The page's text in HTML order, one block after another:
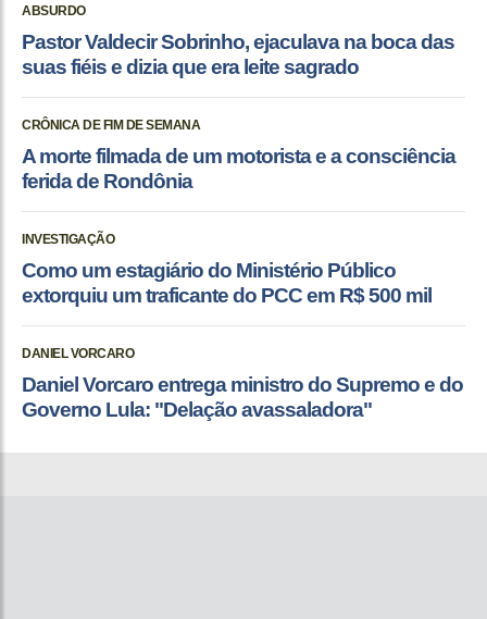
ABSURDO
Pastor Valdecir Sobrinho, ejaculava na boca das
suas fiéis e dizia que era leite sagrado
CRÔNICA DE FIM DE SEMANA
A morte filmada de um motorista e a consciência
ferida de Rondônia
INVESTIGAÇÃO
Como um estagiário do Ministério Público
extorquiu um traficante do PCC em R$ 500 mil
DANIEL VORCARO
Daniel Vorcaro entrega ministro do Supremo e do
Governo Lula: "Delação avassaladora"